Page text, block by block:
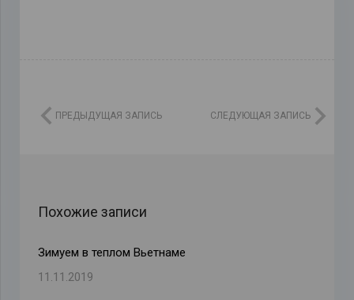
ПРЕДЫДУЩАЯ ЗАПИСЬ СЛЕДУЮЩАЯ ЗАПИСЬ
Похожие записи
Зимуем в теплом Вьетнаме
11.11.2019